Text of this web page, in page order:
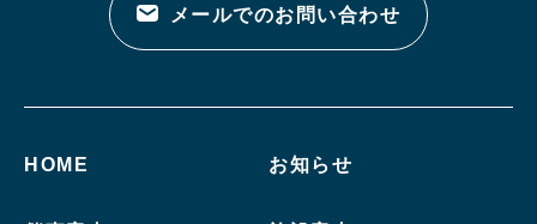
メールでのお問い合わせ
HOME お知らせ